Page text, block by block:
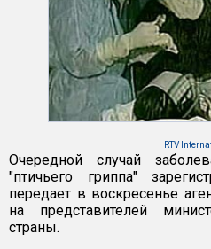
RTV
Очередной случай
"птичьего гриппа"
передает в воскресенье
на представителей
страны.